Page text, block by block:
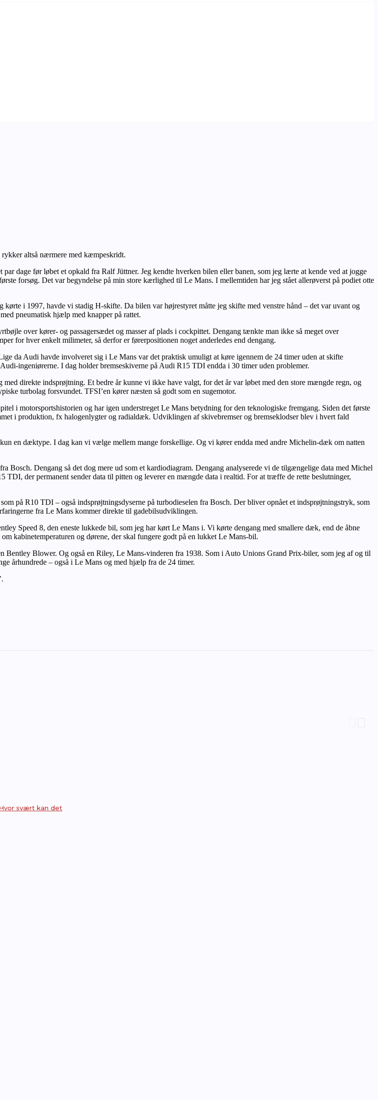
altså nærmere med kæmpeskridt.
dage før løbet et opkald fra Ralf Jüttner. Jeg kendte hverken bilen eller banen, som jeg lærte at kende ved at jogge
forsøg. Det var begyndelse på min store kærlighed til Le Mans. I mellemtiden har jeg stået allerøverst på podiet otte
i 1997, havde vi stadig H-skifte. Da bilen var højrestyret måtte jeg skifte med venstre hånd – det var uvant og
pneumatisk hjælp med knapper på rattet.
over kører- og passagersædet og masser af plads i cockpittet. Dengang tænkte man ikke så meget over
for hver enkelt milimeter, så derfor er førerpositionen noget anderledes end dengang.
da Audi havde involveret sig i Le Mans var det praktisk umuligt at køre igennem de 24 timer uden at skifte
ingeniørerne. I dag holder bremseskiverne på Audi R15 TDI endda i 30 timer uden problemer.
direkte indsprøjtning. Et bedre år kunne vi ikke have valgt, for det år var løbet med den store mængde regn, og
turbolag forsvundet. TFSI’en kører næsten så godt som en sugemotor.
i motorsportshistorien og har igen understreget Le Mans betydning for den teknologiske fremgang. Siden det første
i produktion, fx halogenlygter og radialdæk. Udviklingen af skivebremser og bremseklodser blev i hvert fald
en dæktype. I dag kan vi vælge mellem mange forskellige. Og vi kører endda med andre Michelin-dæk om natten
Bosch. Dengang så det dog mere ud som et kardiodiagram. Dengang analyserede vi de tilgængelige data med Michel
TDI, der permanent sender data til pitten og leverer en mængde data i realtid. For at træffe de rette beslutninger,
på R10 TDI – også indsprøjtningsdyserne på turbodieselen fra Bosch. Der bliver opnået et indsprøjtningstryk, som
fra Le Mans kommer direkte til gadebilsudviklingen.
Speed 8, den eneste lukkede bil, som jeg har kørt Le Mans i. Vi kørte dengang med smallere dæk, end de åbne
kabinetemperaturen og dørene, der skal fungere godt på en lukket Le Mans-bil.
Blower. Og også en Riley, Le Mans-vinderen fra 1938. Som i Auto Unions Grand Prix-biler, som jeg af og til
århundrede – også i Le Mans og med hjælp fra de 24 timer.
svært kan det